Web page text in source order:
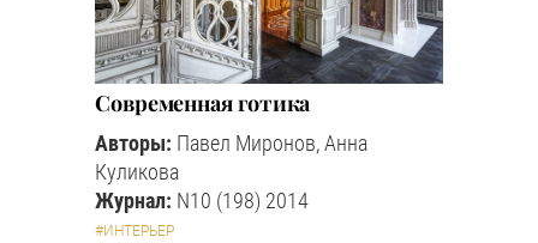
Современная готика
Авторы: Павел Миронов, Анна
Куликова
Журнал: N10 (198) 2014
#ИНТЕРЬЕР